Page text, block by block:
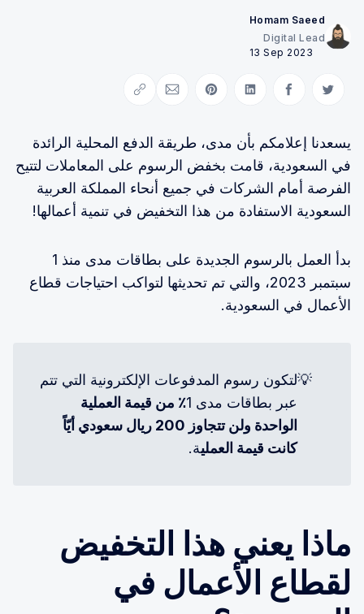
Homam Saeed
Digital Lead
13 Sep 2023
Share on Twitter
Share on Facebook
Share on LinkedIn
Share on Pinterest
Share via Email
Copy link
يسعدنا إعلامكم بأن مدى، طريقة الدفع المحلية الرائدة
في السعودية، قامت بخفض الرسوم على المعاملات لتتيح
الفرصة أمام الشركات في جميع أنحاء المملكة العربية
السعودية الاستفادة من هذا التخفيض في تنمية أعمالها!
بدأ العمل بالرسوم الجديدة على بطاقات مدى منذ 1
سبتمبر 2023، والتي تم تحديثها لتواكب احتياجات قطاع
الأعمال في السعودية.
💡لتكون رسوم المدفوعات الإلكترونية التي تتم
عبر بطاقات مدى 1
كانت قيمة العملية.
ماذا يعني هذا التخفيض
لقطاع الأعمال في